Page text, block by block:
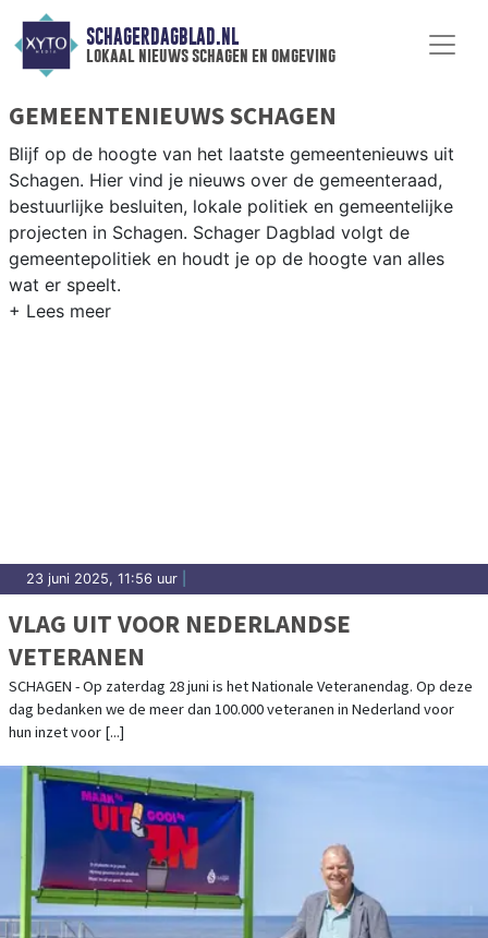
SCHAGERDAGBLAD.NL
lokaal nieuws schagen en omgeving
GEMEENTENIEUWS SCHAGEN
Blijf op de hoogte van het laatste gemeentenieuws uit
Schagen. Hier vind je nieuws over de gemeenteraad,
bestuurlijke besluiten, lokale politiek en gemeentelijke
projecten in Schagen. Schager Dagblad volgt de
gemeentepolitiek en houdt je op de hoogte van alles
wat er speelt.
23 juni 2025, 11:56 uur
VLAG UIT VOOR NEDERLANDSE
VETERANEN
SCHAGEN - Op zaterdag 28 juni is het Nationale Veteranendag. Op deze
dag bedanken we de meer dan 100.000 veteranen in Nederland voor
hun inzet voor [...]